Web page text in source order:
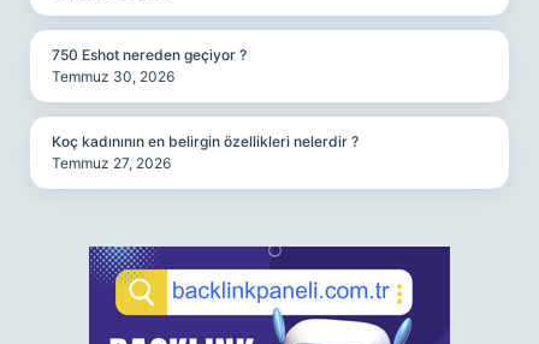
750 Eshot nereden geçiyor ?
Temmuz 30, 2026
Koç kadınının en belirgin özellikleri nelerdir ?
Temmuz 27, 2026